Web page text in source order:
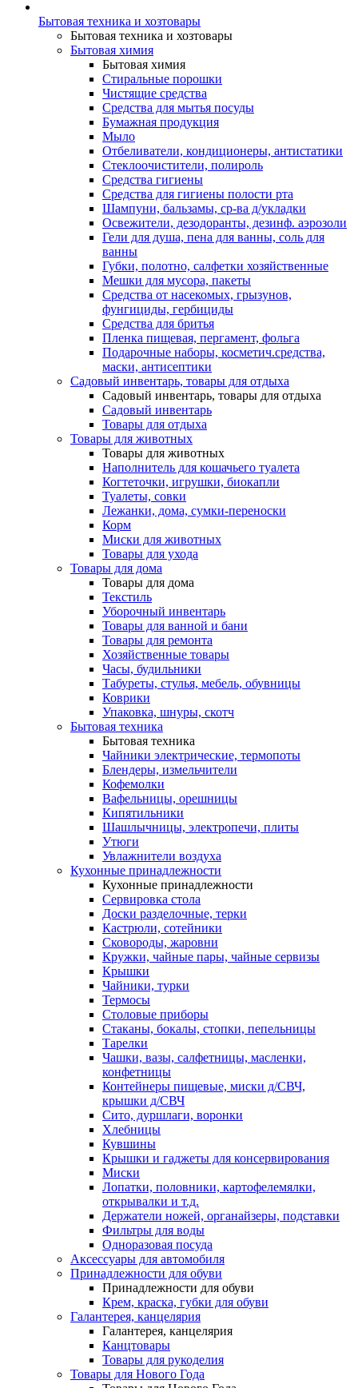
Бытовая техника и хозтовары
Бытовая техника и хозтовары
Бытовая химия
Бытовая химия
Стиральные порошки
Чистящие средства
Средства для мытья посуды
Бумажная продукция
Мыло
Отбеливатели, кондиционеры, антистатики
Стеклоочистители, полироль
Средства гигиены
Средства для гигиены полости рта
Шампуни, бальзамы, ср-ва д/укладки
Освежители, дезодоранты, дезинф. аэрозоли
Гели для душа, пена для ванны, соль для
ванны
Губки, полотно, салфетки хозяйственные
Мешки для мусора, пакеты
Средства от насекомых, грызунов,
фунгициды, гербициды
Средства для бритья
Пленка пищевая, пергамент, фольга
Подарочные наборы, косметич.средства,
маски, антисептики
Садовый инвентарь, товары для отдыха
Садовый инвентарь, товары для отдыха
Садовый инвентарь
Товары для отдыха
Товары для животных
Товары для животных
Наполнитель для кошачьего туалета
Когтеточки, игрушки, биокапли
Туалеты, совки
Лежанки, дома, сумки-переноски
Корм
Миски для животных
Товары для ухода
Товары для дома
Товары для дома
Текстиль
Уборочный инвентарь
Товары для ванной и бани
Товары для ремонта
Хозяйственные товары
Часы, будильники
Табуреты, стулья, мебель, обувницы
Коврики
Упаковка, шнуры, скотч
Бытовая техника
Бытовая техника
Чайники электрические, термопоты
Блендеры, измельчители
Кофемолки
Вафельницы, орешницы
Кипятильники
Шашлычницы, электропечи, плиты
Утюги
Увлажнители воздуха
Кухонные принадлежности
Кухонные принадлежности
Сервировка стола
Доски разделочные, терки
Кастрюли, сотейники
Сковороды, жаровни
Кружки, чайные пары, чайные сервизы
Крышки
Чайники, турки
Термосы
Столовые приборы
Стаканы, бокалы, стопки, пепельницы
Тарелки
Чашки, вазы, салфетницы, масленки,
конфетницы
Контейнеры пищевые, миски д/СВЧ,
крышки д/СВЧ
Сито, дуршлаги, воронки
Хлебницы
Кувшины
Крышки и гаджеты для консервирования
Миски
Лопатки, половники, картофелемялки,
открывалки и т.д.
Держатели ножей, органайзеры, подставки
Фильтры для воды
Одноразовая посуда
Аксессуары для автомобиля
Принадлежности для обуви
Принадлежности для обуви
Крем, краска, губки для обуви
Галантерея, канцелярия
Галантерея, канцелярия
Канцтовары
Товары для рукоделия
Товары для Нового Года